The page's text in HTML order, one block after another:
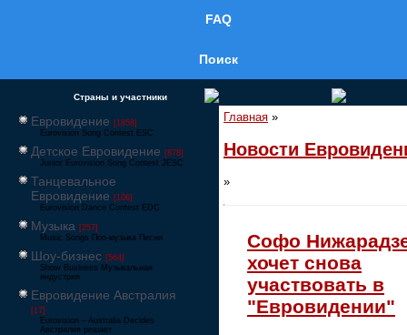
FAQ
Поиск
Страны и участники
Евровидение [1858]
Eurovision Song Contest ESC
Детское Евровидение [878]
Junior Eurovision Song Contest JESC
Танцевальное
Евровидение [106]
Eurovision Dance Contest EDC
Музыка [257]
Music Songs Поп-музыка Песни
Шоу-бизнес [564]
Show Business Музыкальная
индустрия
Евровидение Австралия
[17]
Eurovision – Australia Decides
Австралия решает
Главная »
Новости
»
Софо
хочет снова
участвовать в
"Евровидении"